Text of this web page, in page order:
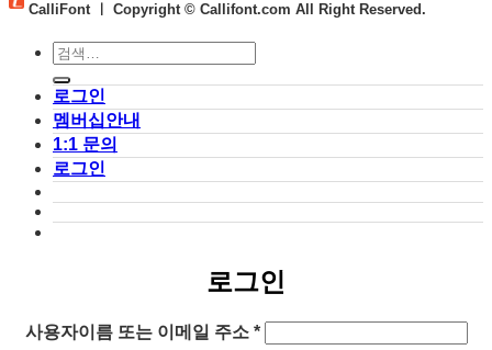
CalliFont ㅣ Copyright © Callifont.com All Right Reserved.
검
색:
로그인
멤버십안내
1:1 문의
로그인
로그인
사용자이름 또는 이메일 주소 *필